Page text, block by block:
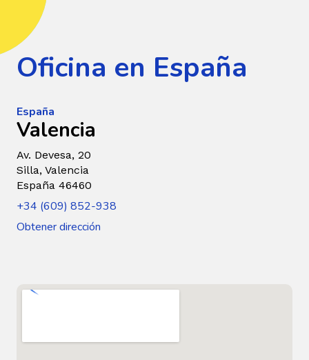
Oficina en España
España
Valencia
Av. Devesa, 20
Silla, Valencia
España 46460
+34 (609) 852-938
Obtener dirección